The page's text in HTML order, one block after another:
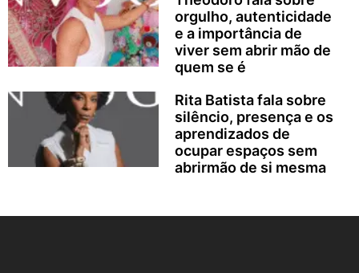
orgulho, autenticidade
e a importância de
viver sem abrir mão de
quem se é
Rita Batista fala sobre
silêncio, presença e os
aprendizados de
ocupar espaços sem
abrirmão de si mesma